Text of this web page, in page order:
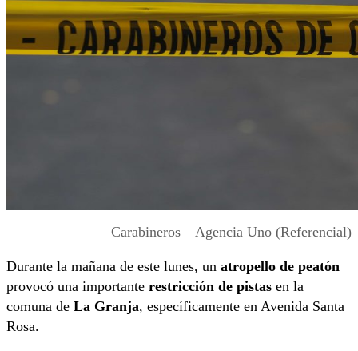
Carabineros – Agencia Uno (Referencial)
Durante la mañana de este lunes, un atropello de peatón
provocó una importante restricción de pistas en la
comuna de La Granja, específicamente en Avenida Santa
Rosa.